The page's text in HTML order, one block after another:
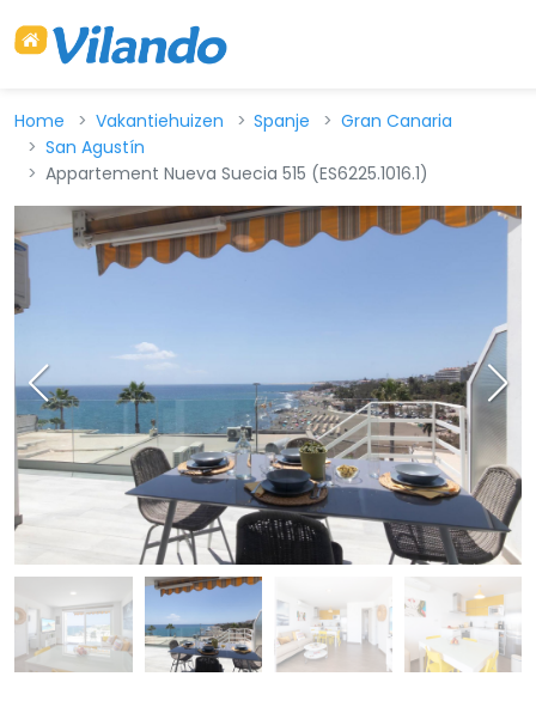
Home Vakantiehuizen Spanje
Gran Canaria
San Agustín
Appartement Nueva Suecia 515 (ES6225.1016.1)